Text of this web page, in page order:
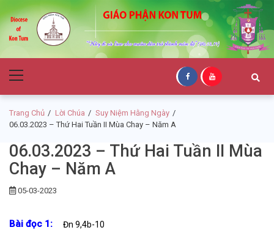
to
navigation
to
content
Giáo Phận Kon
Tum
Menu
Trang Chủ Lời Chúa
Suy Niệm Hằng Ngày
06.03.2023 – Thứ Hai Tuần II Mùa Chay – Năm A
06.03.2023 – Thứ Hai Tuần II Mùa
Chay – Năm A
05-03-2023
Bài đọc 1: Đn 9,4b-10